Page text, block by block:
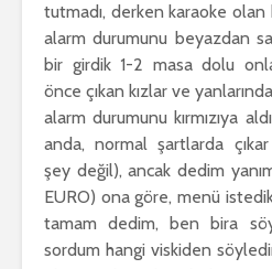
tutmadı, derken karaoke
alarm durumunu beyazdan
bir girdik 1-2 masa dolu
önce çıkan kızlar ve
alarm durumunu kırmızıya
anda, normal şartlarda çıkar
şey değil), ancak dedim
EURO) ona göre, menü
tamam dedim, ben bira
sordum hangi viskiden